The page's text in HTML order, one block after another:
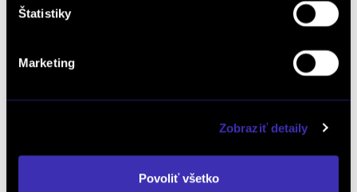
Štatistiky
Marketing
Zobraziť detaily
Povoliť všetko
Objednať náhradný diel
Kalkulácia financovania